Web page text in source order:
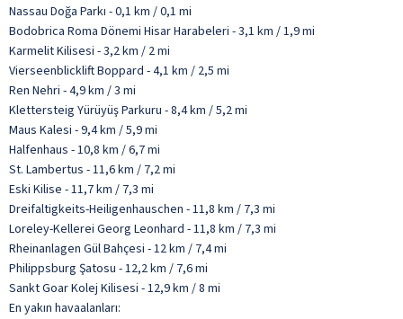
Nassau Doğa Parkı - 0,1 km / 0,1 mi
Bodobrica Roma Dönemi Hisar Harabeleri - 3,1 km / 1,9 mi
Karmelit Kilisesi - 3,2 km / 2 mi
Vierseenblicklift Boppard - 4,1 km / 2,5 mi
Ren Nehri - 4,9 km / 3 mi
Klettersteig Yürüyüş Parkuru - 8,4 km / 5,2 mi
Maus Kalesi - 9,4 km / 5,9 mi
Halfenhaus - 10,8 km / 6,7 mi
St. Lambertus - 11,6 km / 7,2 mi
Eski Kilise - 11,7 km / 7,3 mi
Dreifaltigkeits-Heiligenhauschen - 11,8 km / 7,3 mi
Loreley-Kellerei Georg Leonhard - 11,8 km / 7,3 mi
Rheinanlagen Gül Bahçesi - 12 km / 7,4 mi
Philippsburg Şatosu - 12,2 km / 7,6 mi
Sankt Goar Kolej Kilisesi - 12,9 km / 8 mi
En yakın havaalanları: